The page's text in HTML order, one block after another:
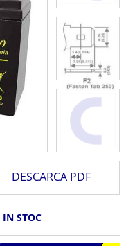
DESCARCA PDF
IN STOC